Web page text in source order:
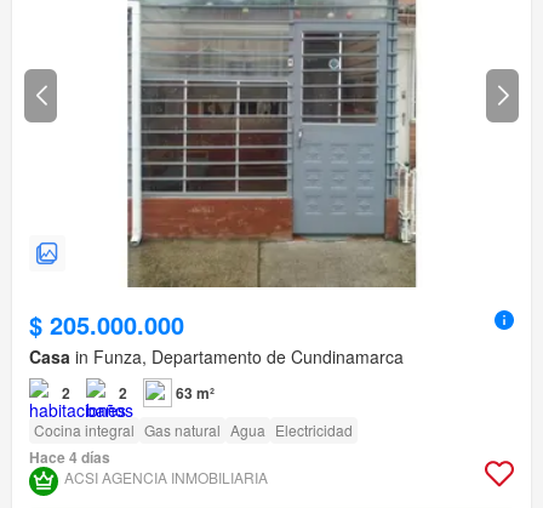
$ 205.000.000
Casa in Funza, Departamento de Cundinamarca
2 2 63 m²
Cocina integral Gas natural Agua Electricidad
Hace 4 días
ACSI AGENCIA INMOBILIARIA